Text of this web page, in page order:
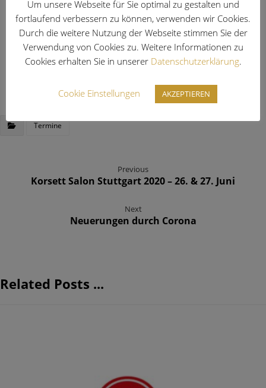
Kontaktiere uns auch gerne wenn du andere Fragen
zu den Korsett Salons hast.
Termine
Previous
Korsett Salon Stuttgart 2020 – 26. & 27. Juni
Next
Neuerungen durch Corona
Related Posts ...
Um unsere Webseite für Sie optimal zu gestalten und
fortlaufend verbessern zu können, verwenden wir Cookies.
Durch die weitere Nutzung der Webseite stimmen Sie der
Verwendung von Cookies zu. Weitere Informationen zu
Cookies erhalten Sie in unserer Datenschutzerklärung.
Cookie Einstellungen AKZEPTIEREN